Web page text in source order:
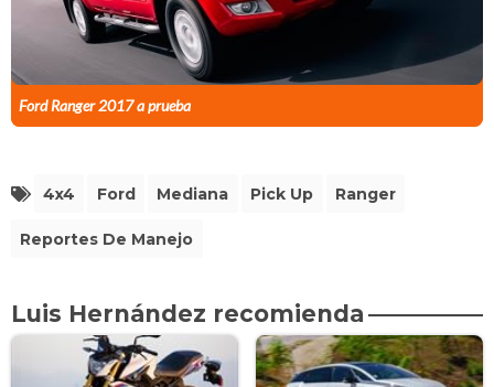
Ford Ranger 2017 a prueba
4x4 Ford Mediana Pick Up Ranger
Reportes De Manejo
Luis Hernández recomienda